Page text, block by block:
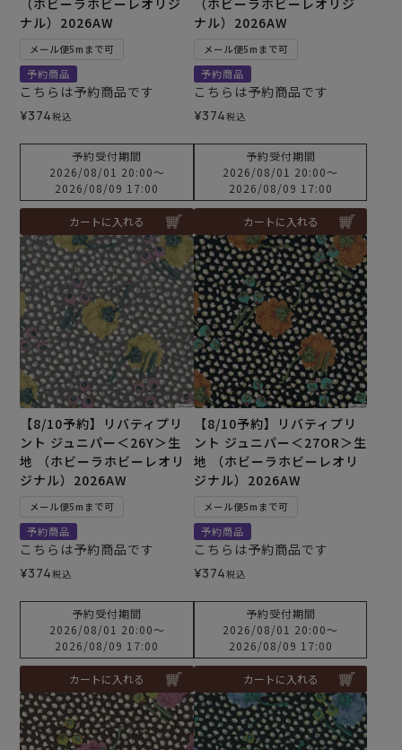
ナル）2026AW
メール便5mまで可
予約商品
こちらは予約商品です
¥374税込
予約受付期間
2026/08/01 20:00〜
2026/08/09 17:00
カートに入れる
ナル）2026AW
メール便5mまで可
予約商品
こちらは予約商品です
¥374税込
予約受付期間
2026/08/01 20:00〜
2026/08/09 17:00
カートに入れる
【8/10予約】リバティプリ
ント ジュニパー＜26Y＞生
地 （ホビーラホビーレオリ
ジナル）2026AW
メール便5mまで可
予約商品
こちらは予約商品です
¥374税込
予約受付期間
2026/08/01 20:00〜
2026/08/09 17:00
カートに入れる
【8/10予約】リバティプリ
ント ジュニパー＜27OR＞生
地 （ホビーラホビーレオリ
ジナル）2026AW
メール便5mまで可
予約商品
こちらは予約商品です
¥374税込
予約受付期間
2026/08/01 20:00〜
2026/08/09 17:00
カートに入れる